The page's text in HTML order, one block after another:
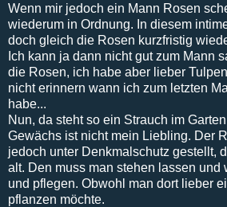
Wenn mir jedoch ein Mann Rosen
wiederum in Ordnung. In diesem
doch gleich die Rosen kurzfristig
Ich kann ja dann nicht gut zum Mann
die Rosen, ich habe aber lieber
nicht erinnern wann ich zum letzten
habe...
Nun, da steht so ein Strauch im
Gewächs ist nicht mein Liebling. Der
jedoch unter Denkmalschutz gestellt,
alt. Den muss man stehen lassen und
und pflegen. Obwohl man dort lieber
pflanzen möchte.